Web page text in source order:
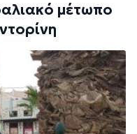
μέτωπο